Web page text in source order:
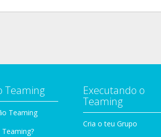
Teaming
Teaming
Executando o
Teaming
Cria o teu Grupo